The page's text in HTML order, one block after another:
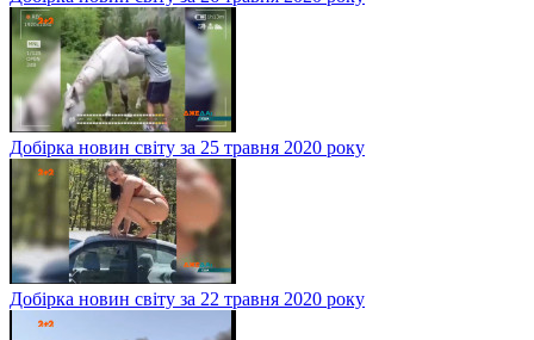
Добірка новин світу за 25 травня 2020 року
Добірка новин світу за 22 травня 2020 року